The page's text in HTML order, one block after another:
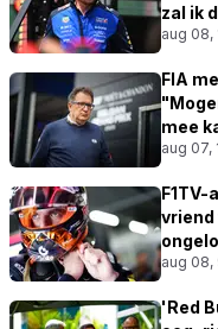
zal ik
aug 08,
FIA
mee
aug 07,
vriend
aug 08,
'Red